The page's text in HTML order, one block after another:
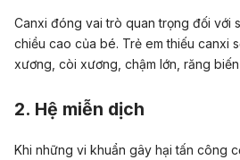
Canxi đóng vai trò quan trọng đối với
chiều cao của bé. Trẻ em thiếu canxi
xương, còi xương, chậm lớn, răng
2. Hệ miễn dịch
Khi những vi khuẩn gây hại tấn công